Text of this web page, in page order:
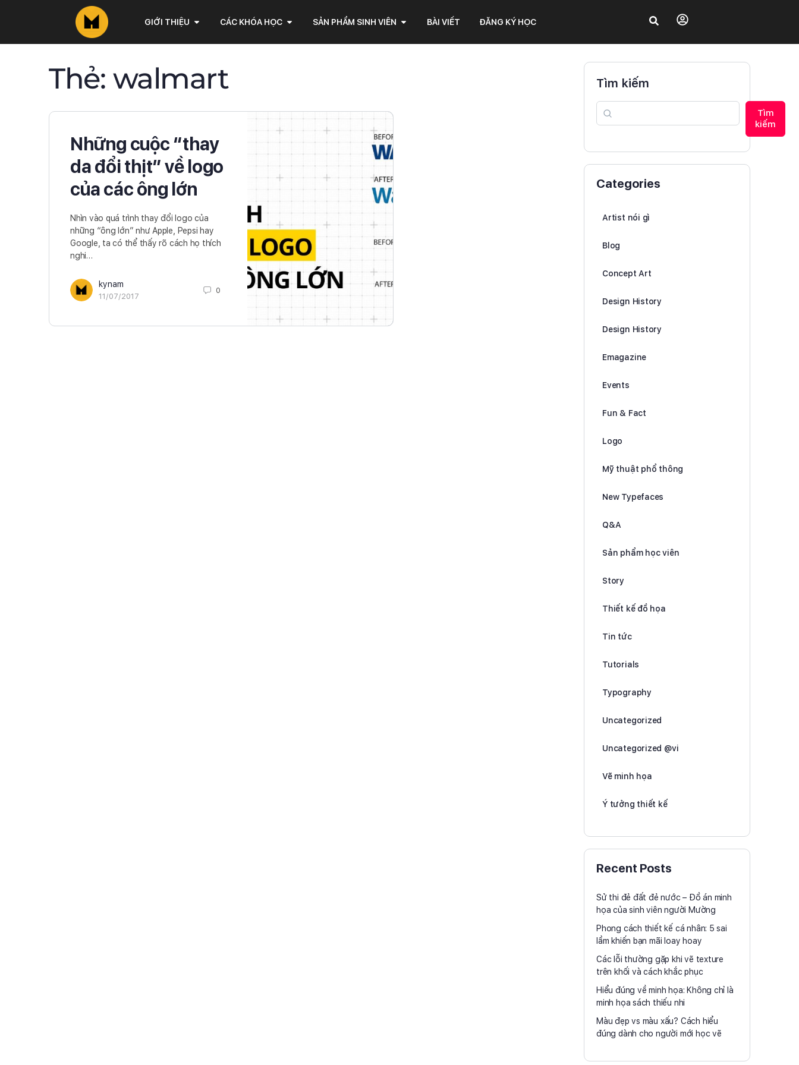
GIỚI THIỆU CÁC KHÓA HỌC SẢN PHẨM SINH VIÊN BÀI VIẾT ĐĂNG KÝ HỌC
Thẻ: walmart
Những cuộc “thay
da đổi thịt” về logo
của các ông lớn
Nhìn vào quá trình thay đổi logo của
những “ông lớn” như Apple, Pepsi hay
Google, ta có thể thấy rõ cách họ thích
nghi…
kynam
11/07/2017
0
Tìm kiếm
Tìm
kiếm
Categories
Artist nói gì
Blog
Concept Art
Design History
Design History
Emagazine
Events
Fun & Fact
Logo
Mỹ thuật phổ thông
New Typefaces
Q&A
Sản phẩm học viên
Story
Thiết kế đồ họa
Tin tức
Tutorials
Typography
Uncategorized
Uncategorized @vi
Vẽ minh họa
Ý tưởng thiết kế
Recent Posts
Sử thi đẻ đất đẻ nước – Đồ án minh
họa của sinh viên người Mường
Phong cách thiết kế cá nhân: 5 sai
lầm khiến bạn mãi loay hoay
Các lỗi thường gặp khi vẽ texture
trên khối và cách khắc phục
Hiểu đúng về minh họa: Không chỉ là
minh họa sách thiếu nhi
Màu đẹp vs màu xấu? Cách hiểu
đúng dành cho người mới học vẽ